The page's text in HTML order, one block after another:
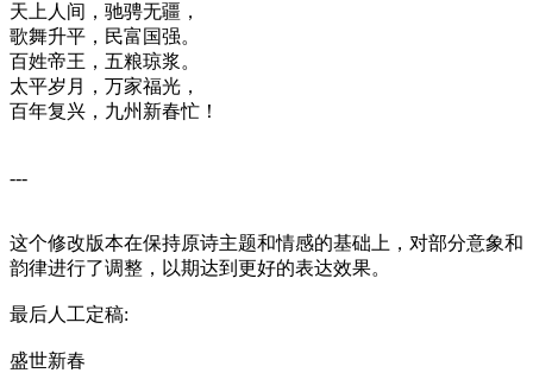
天上人间，驰骋无疆，
歌舞升平，民富国强。
百姓帝王，五粮琼浆。
太平岁月，万家福光，
百年复兴，九州新春忙！
---
这个修改版本在保持原诗主题和情感的基础上，对部分意象和
韵律进行了调整，以期达到更好的表达效果。
最后人工定稿:
盛世新春